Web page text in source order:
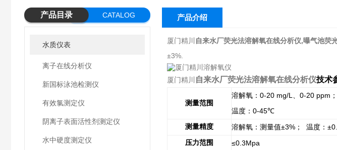
产品目录 CATALOG
水质仪表
离子在线分析仪
新国标泳池检测仪
有效氯测定仪
阴离子表面活性剂测定仪
水中硬度测定仪
产品介绍
厦门精川 自来水厂荧光法溶解氧在线分析仪,曝气池荧
±3%.
厦门精川 自来水厂荧光法溶解氧在线分析仪技术
测量范围
溶解氧： 0-20 mg/L 、 0-20 ppm ；
温度： 0-45℃
测量精度 溶解氧：测量值±3% ； 温度：
压力范围 ≤0.3Mpa